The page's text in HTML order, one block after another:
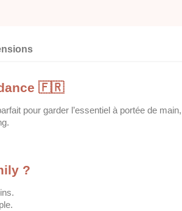
🇫🇷
pour garder l’essentiel à portée de
?